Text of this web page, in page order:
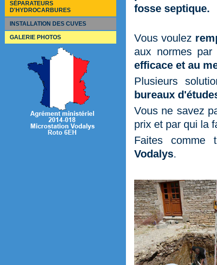
Kits et accessoires
Les packs
Pré-filtres et filtres
21 à 150EH
151 à 500EH
501 à 2 000EH
SÉPARATEURS
D'HYDROCARBURES
Quelle utilisation ?
classe 1 avec filtre et by-pass 20%
classe 1 avec filtre sans by-pass
INSTALLATION DES CUVES
GALERIE PHOTOS
fosse septique.
Vous voulez
aux normes
efficace et au
Plusieurs
bureaux
Vous ne savez
prix et par qui la
Faites
Vodalys.